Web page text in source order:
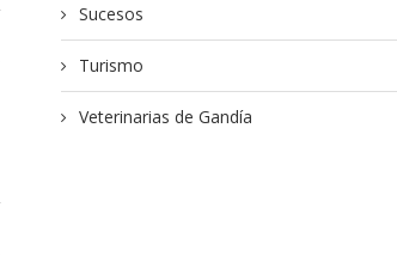
Sucesos
Turismo
Veterinarias de Gandía